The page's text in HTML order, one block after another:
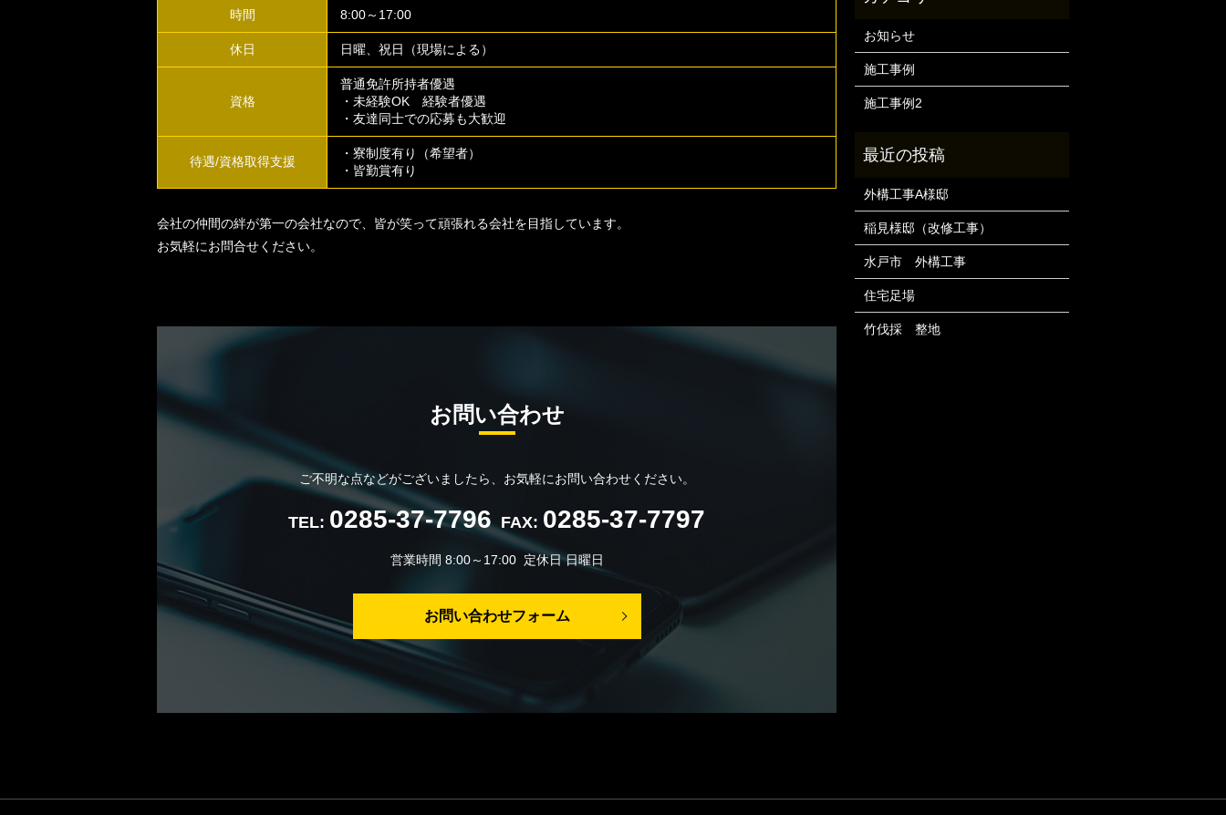
時間 8:00～17:00
休日 日曜、祝日（現場による）
資格
普通免許所持者優遇
・未経験OK 経験者優遇
・友達同士での応募も大歓迎
待遇/資格取得支援
・寮制度有り（希望者）
・皆勤賞有り
会社の仲間の絆が第一の会社なので、皆が笑って頑張れる会社を目指しています。
お気軽にお問合せください。
お問い合わせ
ご不明な点などがございましたら、 お気軽にお問い合わせください。
TEL: 0285-37-7796 FAX: 0285-37-7797
営業時間 8:00～17:00 定休日 日曜日
お問い合わせフォーム
お知らせ
施工事例
施工事例2
外構工事A様邸
稲見様邸（改修工事）
水戸市 外構工事
住宅足場
竹伐採 整地